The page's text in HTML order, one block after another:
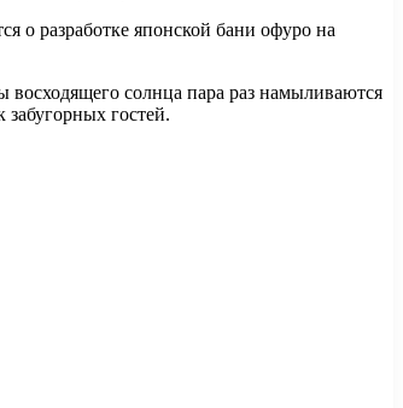
о разработке японской бани офуро на
восходящего солнца пара раз намыливаются
гостей.